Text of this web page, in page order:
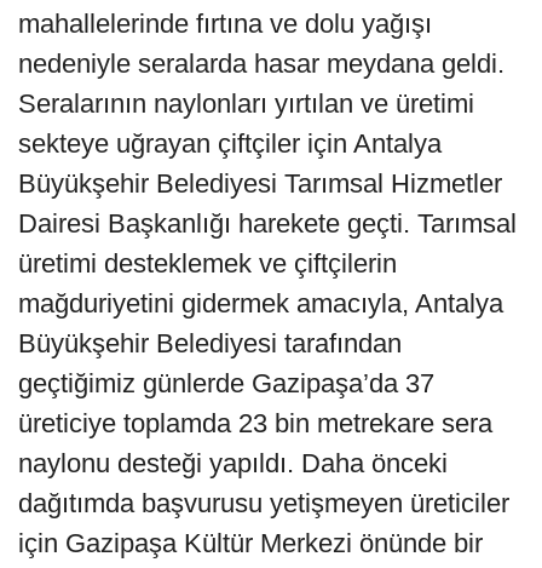
mahallelerinde fırtına ve dolu yağışı
nedeniyle seralarda hasar meydana geldi.
Seralarının naylonları yırtılan ve üretimi
sekteye uğrayan çiftçiler için Antalya
Büyükşehir Belediyesi Tarımsal Hizmetler
Dairesi Başkanlığı harekete geçti. Tarımsal
üretimi desteklemek ve çiftçilerin
mağduriyetini gidermek amacıyla, Antalya
Büyükşehir Belediyesi tarafından
geçtiğimiz günlerde Gazipaşa’da 37
üreticiye toplamda 23 bin metrekare sera
naylonu desteği yapıldı. Daha önceki
dağıtımda başvurusu yetişmeyen üreticiler
için Gazipaşa Kültür Merkezi önünde bir